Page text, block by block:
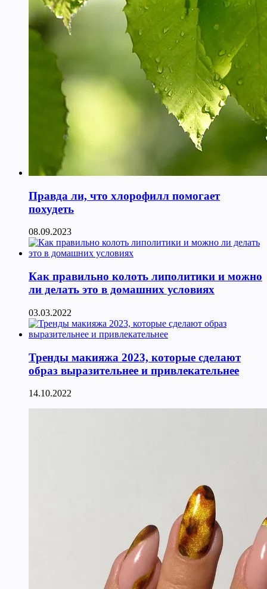
Правда ли, что хлорофилл помогает
похудеть
08.09.2023
Как правильно колоть липолитики и можно
ли делать это в домашних условиях
03.03.2022
Тренды макияжа 2023, которые сделают
образ выразительнее и привлекательнее
14.10.2022